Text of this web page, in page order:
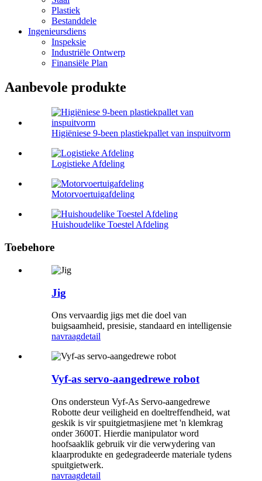
Plastiek
Bestanddele
Ingenieursdiens
Inspeksie
Industriële Ontwerp
Finansiële Plan
Aanbevole produkte
Higiëniese 9-been plastiekpallet van inspuitvorm
Logistieke Afdeling
Motorvoertuigafdeling
Huishoudelike Toestel Afdeling
Toebehore
Jig
Ons vervaardig jigs met die doel van
buigsaamheid, presisie, standaard en intelligensie
navraagdetail
Vyf-as servo-aangedrewe robot
Ons ondersteun Vyf-As Servo-aangedrewe
Robotte deur veiligheid en doeltreffendheid, wat
geskik is vir spuitgietmasjiene met 'n klemkrag
onder 3600T. Hierdie manipulator word
hoofsaaklik gebruik vir die verwydering van
klaarprodukte en gedegradeerde materiale tydens
spuitgietwerk.
navraagdetail